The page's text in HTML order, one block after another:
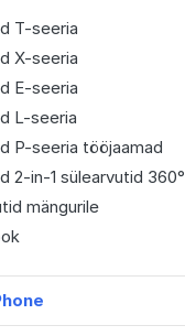
T-seeria
X-seeria
E-seeria
L-seeria
P-seeria tööjaamad
2-in-1 sülearvutid 360°
mängurile